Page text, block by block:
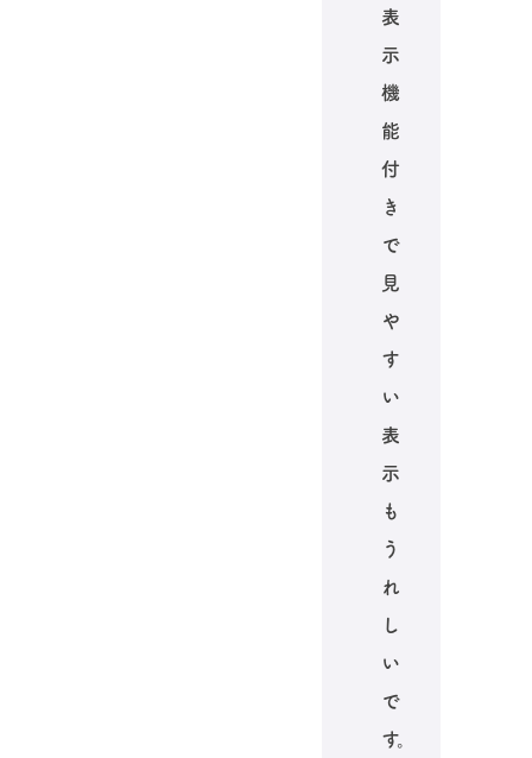
表
示
機
能
付
き
で
見
や
す
い
表
示
も
う
れ
し
い
で
す。